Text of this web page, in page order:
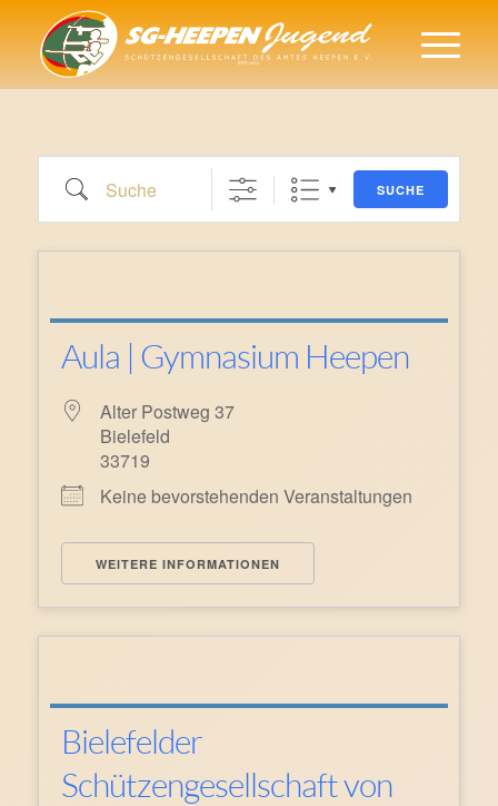
Suche SUCHE
Aula | Gymnasium Heepen
Alter Postweg 37
Bielefeld
33719
Keine bevorstehenden Veranstaltungen
WEITERE INFORMATIONEN
Bielefelder
Schützengesellschaft von